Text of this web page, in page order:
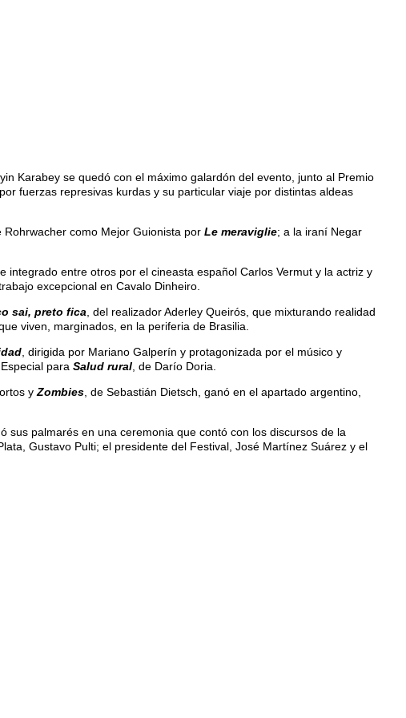
Karabey se quedó con el máximo galardón del evento, junto al Premio
fuerzas represivas kurdas y su particular viaje por distintas aldeas
Rohrwacher como Mejor Guionista por Le meraviglie; a la iraní Negar
entre otros por el cineasta español Carlos Vermut y la actriz y
excepcional en Cavalo Dinheiro.
sai, preto fica , del realizador Aderley Queirós, que mixturando realidad
viven, marginados, en la periferia de Brasilia.
, dirigida por Mariano Galperín y protagonizada por el músico y
para Salud rural , de Darío Doria.
y Zombies , de Sebastián Dietsch, ganó en el apartado argentino,
palmarés en una ceremonia que contó con los discursos de la
Gustavo Pulti; el presidente del Festival, José Martínez Suárez y el